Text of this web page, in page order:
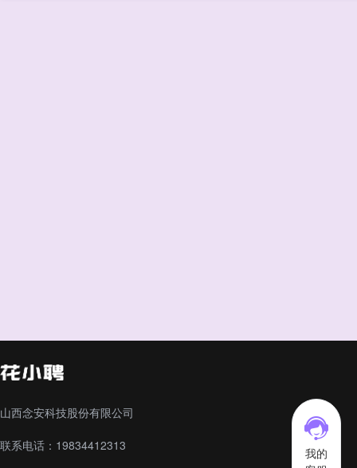
我的
山西念安科技股份有限公司
联系电话：19834412313